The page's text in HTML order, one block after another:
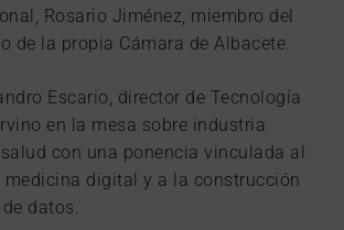
Rosario Jiménez, miembro del
de la propia Cámara de Albacete.
Escario, director de Tecnología
en la mesa sobre industria
con una ponencia vinculada al
medicina digital y a la construcción
datos.